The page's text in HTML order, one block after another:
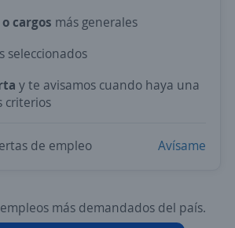
cargos más generales
seleccionados
y te avisamos cuando haya una
criterios
de empleo Avísame
más demandados del país.